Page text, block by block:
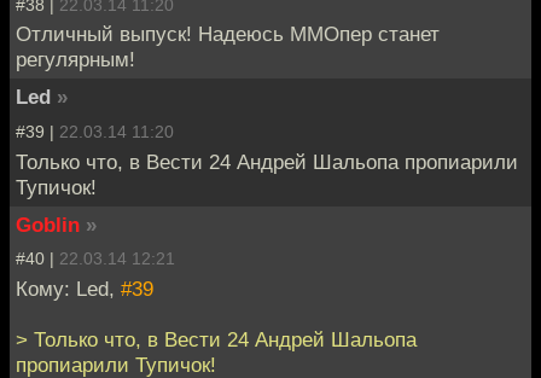
#38 | 22.03.14 11:20
Отличный выпуск! Надеюсь ММОпер станет
регулярным!
Led »
#39 | 22.03.14 11:20
Только что, в Вести 24 Андрей Шальопа пропиарили
Тупичок!
Goblin »
#40 | 22.03.14 12:21
Кому: Led, #39
> Только что, в Вести 24 Андрей Шальопа
пропиарили Тупичок!